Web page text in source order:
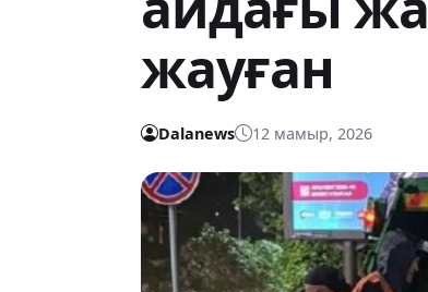
жауған
Dalanews 12 мамыр, 2026